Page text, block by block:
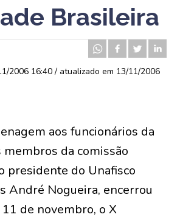
Brasileira
2006 16:40 / atualizado em 13/11/2006
aos funcionários da
membros da comissão
presidente do Unafisco
André Nogueira, encerrou
de novembro, o X